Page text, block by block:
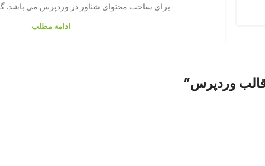
برای ساخت محتوای شناور در وردپرس می باشد.
ادامه مطلب
وردپرس”